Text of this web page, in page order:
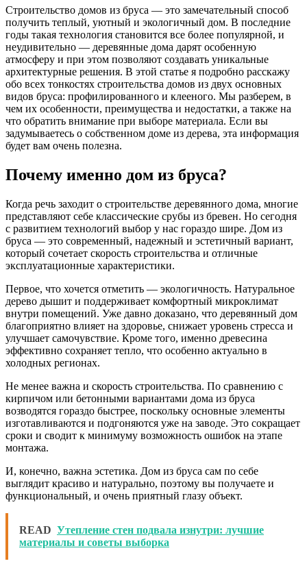
Строительство домов из бруса — это замечательный способ
получить теплый, уютный и экологичный дом. В последние
годы такая технология становится все более популярной, и
неудивительно — деревянные дома дарят особенную
атмосферу и при этом позволяют создавать уникальные
архитектурные решения. В этой статье я подробно расскажу
обо всех тонкостях строительства домов из двух основных
видов бруса: профилированного и клееного. Мы разберем, в
чем их особенности, преимущества и недостатки, а также на
что обратить внимание при выборе материала. Если вы
задумываетесь о собственном доме из дерева, эта информация
будет вам очень полезна.
Почему именно дом из бруса?
Когда речь заходит о строительстве деревянного дома, многие
представляют себе классические срубы из бревен. Но сегодня
с развитием технологий выбор у нас гораздо шире. Дом из
бруса — это современный, надежный и эстетичный вариант,
который сочетает скорость строительства и отличные
эксплуатационные характеристики.
Первое, что хочется отметить — экологичность. Натуральное
дерево дышит и поддерживает комфортный микроклимат
внутри помещений. Уже давно доказано, что деревянный дом
благоприятно влияет на здоровье, снижает уровень стресса и
улучшает самочувствие. Кроме того, именно древесина
эффективно сохраняет тепло, что особенно актуально в
холодных регионах.
Не менее важна и скорость строительства. По сравнению с
кирпичом или бетонными вариантами дома из бруса
возводятся гораздо быстрее, поскольку основные элементы
изготавливаются и подгоняются уже на заводе. Это сокращает
сроки и сводит к минимуму возможность ошибок на этапе
монтажа.
И, конечно, важна эстетика. Дом из бруса сам по себе
выглядит красиво и натурально, поэтому вы получаете и
функциональный, и очень приятный глазу объект.
READ Утепление стен подвала изнутри: лучшие
материалы и советы выборка